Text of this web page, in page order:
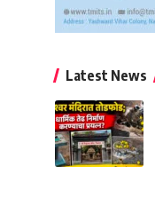
Latest News